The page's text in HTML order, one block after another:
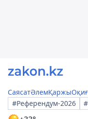
СаясатӘлемҚаржы
#Референдум-2026